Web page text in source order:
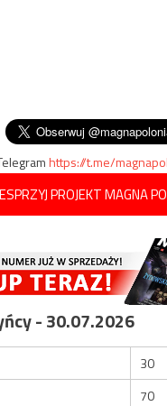
https://t.me/
PROJEKT MAGNA
- 30.07.2026
30
70